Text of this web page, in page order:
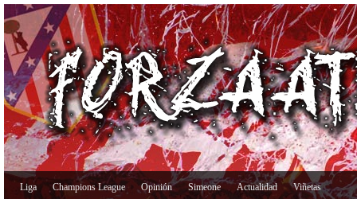
Liga Champions League Opinión Simeone Actualidad Viñetas